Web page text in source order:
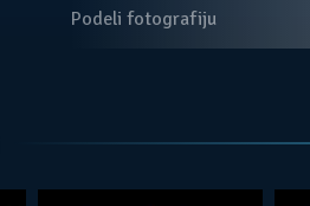
Podeli fotografiju